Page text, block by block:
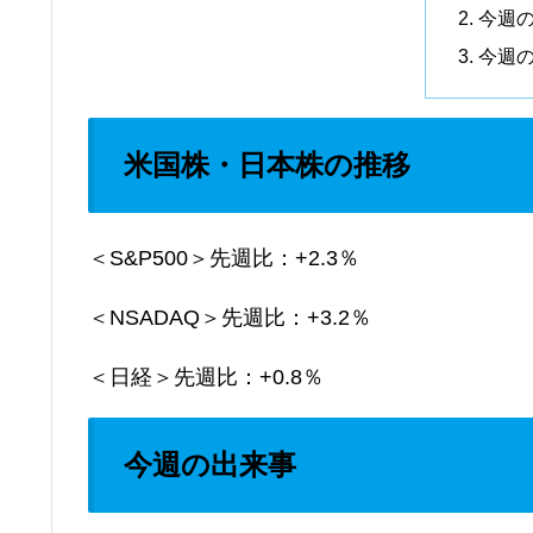
今週
今週
米国株・日本株の推移
＜S&P500＞先週比：+2.3％
＜NSADAQ＞先週比：+3.2％
＜日経＞先週比：+0.8％
今週の出来事